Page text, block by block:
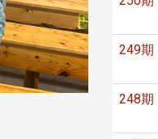
249期
248期